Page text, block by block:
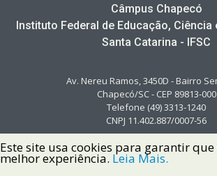
Câmpus Chapecó
Instituto Federal de Educação, Ciência
Santa Catarina - IFSC
Av. Nereu Ramos, 3450D - Bairro
Chapecó/SC - CEP 89813-000
Telefone (49) 3313-1240
CNPJ 11.402.887/0007-56
Este site usa cookies para garantir que
melhor experiência. Leia Mais.